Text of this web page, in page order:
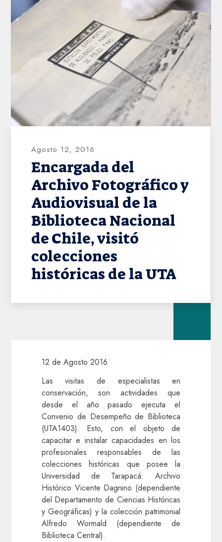
AHVD
Agosto 12, 2016
Encargada del
Archivo Fotográfico y
Audiovisual de la
Biblioteca Nacional
de Chile, visitó
colecciones
históricas de la UTA
12 de Agosto 2016
Las visitas de especialistas en
conservación, son actividades que
desde el año pasado ejecuta el
Convenio de Desempeño de Biblioteca
(UTA1403). Esto, con el objeto de
capacitar e instalar capacidades en los
profesionales responsables de las
colecciones históricas que posee la
Universidad de Tarapacá: Archivo
Histórico Vicente Dagnino (dependiente
del Departamento de Ciencias Históricas
y Geográficas) y la colección patrimonial
Alfredo Wormald (dependiente de
Biblioteca Central).